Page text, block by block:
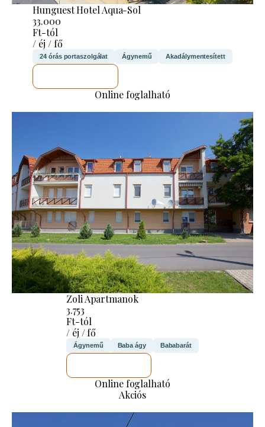
Hunguest Hotel Aqua-Sol
33.000
Ft-tól
/ éj / fő
24 órás portaszolgálat Ágynemű Akadálymentesített
Online foglalható
Zoli Apartmanok
3.753
Ft-tól
/ éj / fő
Ágynemű Baba ágy Bababarát
Online foglalható
Akciós